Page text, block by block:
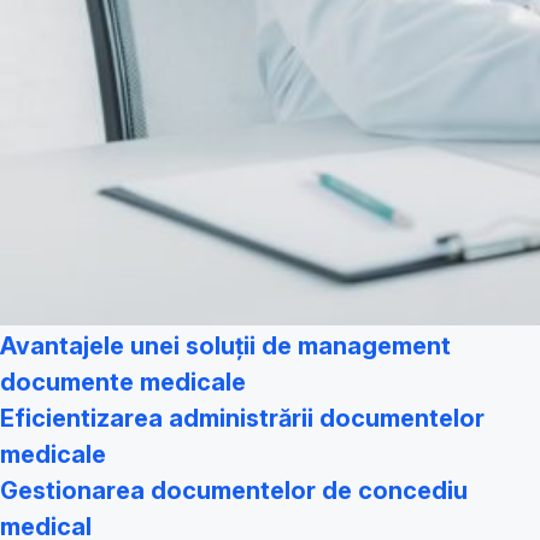
Avantajele unei soluții de management
documente medicale
Eficientizarea administrării documentelor
medicale
Gestionarea documentelor de concediu
medical